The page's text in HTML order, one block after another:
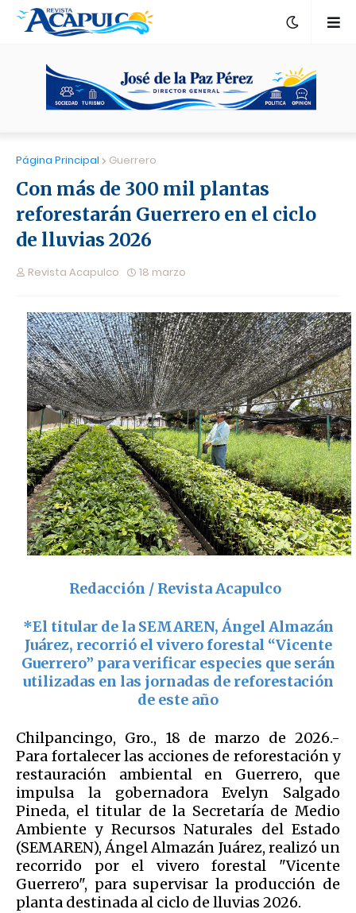
Página Principal Guerrero
Con más de 300 mil plantas
reforestarán Guerrero en el ciclo
de lluvias 2026
Revista Acapulco 18 marzo
Redacción / Revista Acapulco
*El titular de la SEMAREN, Ángel Almazán
Juárez, recorrió el vivero forestal “Vicente
Guerrero” para verificar especies que serán
utilizadas en las jornadas de reforestación
de este año
Chilpancingo, Gro., 18 de marzo de 2026.-
Para fortalecer las acciones de reforestación y
restauración ambiental en Guerrero, que
impulsa la gobernadora Evelyn Salgado
Pineda, el titular de la Secretaría de Medio
Ambiente y Recursos Naturales del Estado
(SEMAREN), Ángel Almazán Juárez, realizó un
recorrido por el vivero forestal "Vicente
Guerrero", para supervisar la producción de
planta destinada al ciclo de lluvias 2026.